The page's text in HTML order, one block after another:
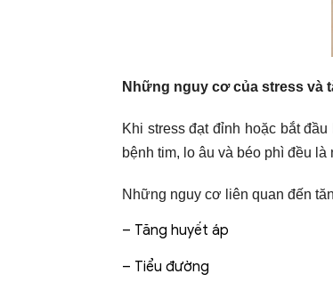
Những nguy cơ của stress và
Khi stress đạt đỉnh hoặc bắt
bệnh tim, lo âu và béo phì đều
Những nguy cơ liên quan đến
– Tăng huyết áp
– Tiểu đường